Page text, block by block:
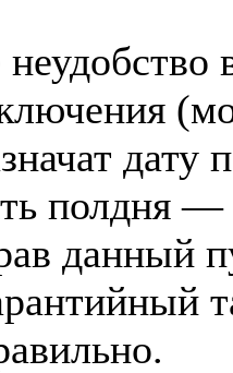
дату
полдня
данный